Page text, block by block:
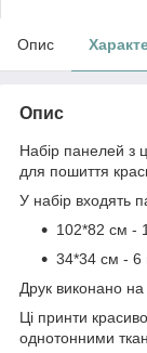
Опис
Опис
Набір панелей з
для пошиття
У набір входять
102*82 см -
34*34 см - 6
Друк виконано на
Ці принти
однотонними